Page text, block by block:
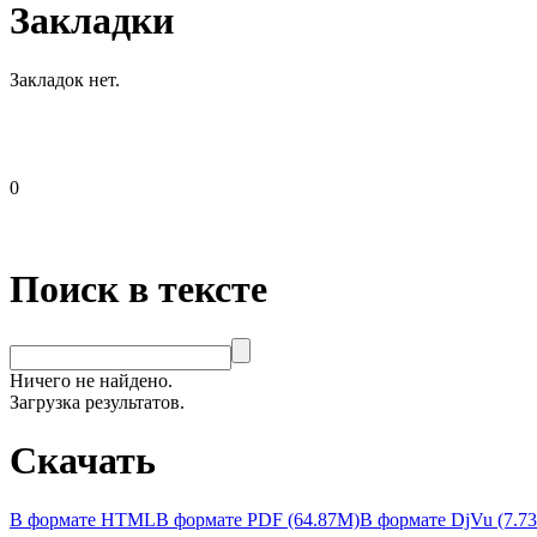
Закладки
Закладок нет.
0
Поиск в тексте
Ничего не найдено.
Загрузка результатов.
Скачать
В формате HTMLВ формате PDF (64.87M)В формате DjVu